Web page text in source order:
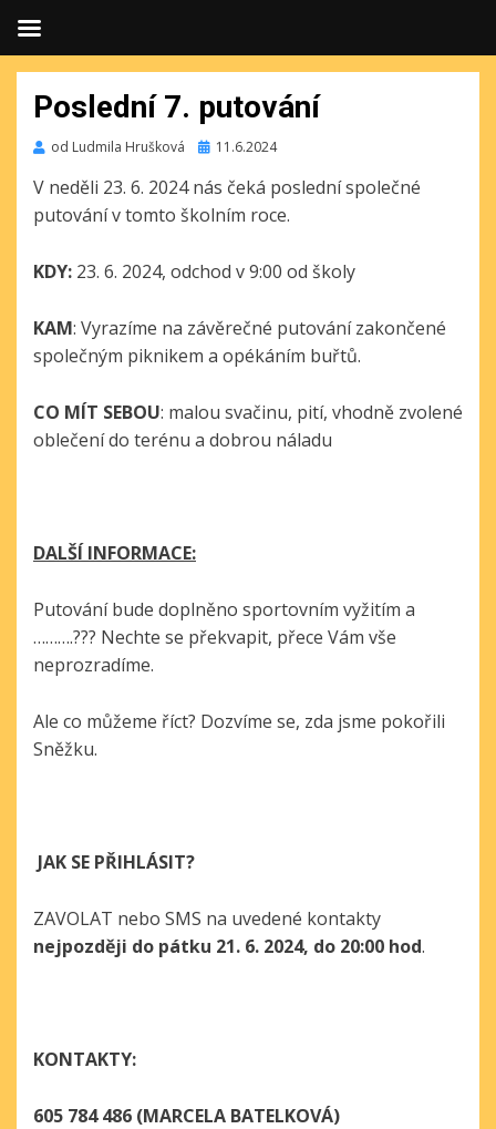
Poslední 7. putování
od Ludmila Hrušková Publikováno
11.6.2024
V neděli 23. 6. 2024 nás čeká poslední společné
putování v tomto školním roce.
KDY: 23. 6. 2024, odchod v 9:00 od školy
KAM: Vyrazíme na závěrečné putování zakončené
společným piknikem a opékáním buřtů.
CO MÍT SEBOU: malou svačinu, pití, vhodně zvolené
oblečení do terénu a dobrou náladu
DALŠÍ INFORMACE:
Putování bude doplněno sportovním vyžitím a
……….??? Nechte se překvapit, přece Vám vše
neprozradíme.
Ale co můžeme říct? Dozvíme se, zda jsme pokořili
Sněžku.
JAK SE PŘIHLÁSIT?
ZAVOLAT nebo SMS na uvedené kontakty
nejpozději do pátku 21. 6. 2024, do 20:00 hod.
KONTAKTY:
605 784 486 (MARCELA BATELKOVÁ)